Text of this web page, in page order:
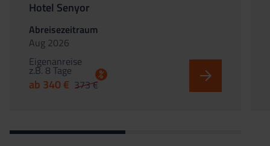
Hotel Senyor
Abreisezeitraum
Aug 2026
Eigenanreise
z.B. 8 Tage
ab 340 € 373 €
%